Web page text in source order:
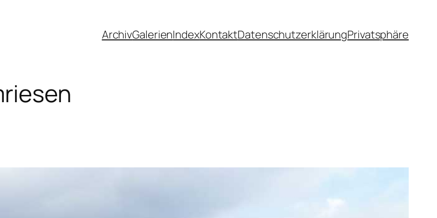
ArchivGalerienIndexKontaktDatenschutzerklärungPrivatsphäre